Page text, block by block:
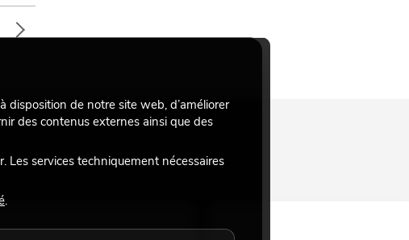
disposition de notre site web, d’améliorer
des contenus externes ainsi que des
Les services techniquement nécessaires
.